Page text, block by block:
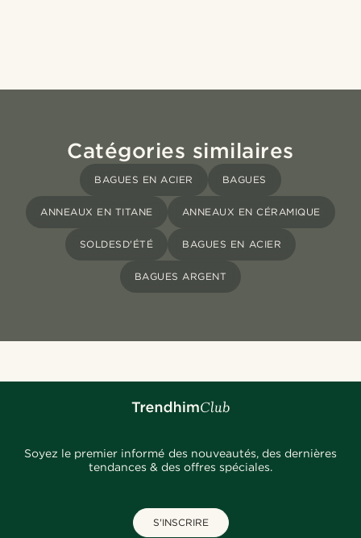
Catégories similaires
BAGUES EN ACIER BAGUES
ANNEAUX EN TITANE ANNEAUX EN CÉRAMIQUE
SOLDESD'ÉTÉ BAGUES EN ACIER
BAGUES ARGENT
Soyez le premier informé des nouveautés, des dernières
tendances & des offres spéciales.
S'INSCRIRE